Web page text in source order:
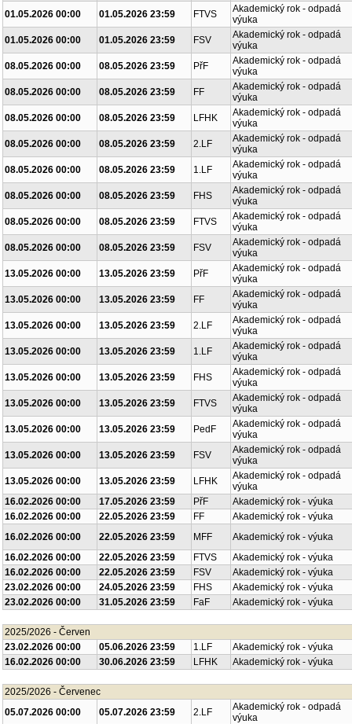
01.05.2026 00:00
01.05.2026 23:59 FTVS
Akademický rok - odpadá
výuka
01.05.2026 00:00
01.05.2026 23:59 FSV
Akademický rok - odpadá
výuka
08.05.2026 00:00
08.05.2026 23:59 PřF
Akademický rok - odpadá
výuka
08.05.2026 00:00
08.05.2026 23:59 FF
Akademický rok - odpadá
výuka
08.05.2026 00:00
08.05.2026 23:59 LFHK
Akademický rok - odpadá
výuka
08.05.2026 00:00
08.05.2026 23:59 2.LF
Akademický rok - odpadá
výuka
08.05.2026 00:00
08.05.2026 23:59 1.LF
Akademický rok - odpadá
výuka
08.05.2026 00:00
08.05.2026 23:59 FHS
Akademický rok - odpadá
výuka
08.05.2026 00:00
08.05.2026 23:59 FTVS
Akademický rok - odpadá
výuka
08.05.2026 00:00
08.05.2026 23:59 FSV
Akademický rok - odpadá
výuka
13.05.2026 00:00
13.05.2026 23:59 PřF
Akademický rok - odpadá
výuka
13.05.2026 00:00
13.05.2026 23:59 FF
Akademický rok - odpadá
výuka
13.05.2026 00:00
13.05.2026 23:59 2.LF
Akademický rok - odpadá
výuka
13.05.2026 00:00
13.05.2026 23:59 1.LF
Akademický rok - odpadá
výuka
13.05.2026 00:00
13.05.2026 23:59 FHS
Akademický rok - odpadá
výuka
13.05.2026 00:00
13.05.2026 23:59 FTVS
Akademický rok - odpadá
výuka
13.05.2026 00:00
13.05.2026 23:59 PedF
Akademický rok - odpadá
výuka
13.05.2026 00:00
13.05.2026 23:59 FSV
Akademický rok - odpadá
výuka
13.05.2026 00:00
13.05.2026 23:59 LFHK
Akademický rok - odpadá
výuka
16.02.2026 00:00
17.05.2026 23:59 PřF
Akademický rok - výuka
16.02.2026 00:00
22.05.2026 23:59 FF
Akademický rok - výuka
16.02.2026 00:00
22.05.2026 23:59 MFF
Akademický rok - výuka
16.02.2026 00:00
22.05.2026 23:59 FTVS
Akademický rok - výuka
16.02.2026 00:00
22.05.2026 23:59 FSV
Akademický rok - výuka
23.02.2026 00:00
24.05.2026 23:59 FHS
Akademický rok - výuka
23.02.2026 00:00
31.05.2026 23:59 FaF Akademický rok - výuka
2025/2026 - Červen
23.02.2026 00:00
05.06.2026 23:59 1.LF
Akademický rok - výuka
16.02.2026 00:00
30.06.2026 23:59 LFHK Akademický rok - výuka
2025/2026 - Červenec
05.07.2026 00:00
05.07.2026 23:59 2.LF
Akademický rok - odpadá
výuka